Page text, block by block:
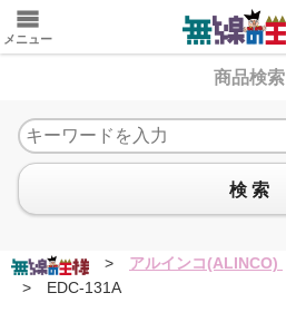
メニュー
商品検索
検 索
> アルインコ(ALINCO)
>
EDC-131A